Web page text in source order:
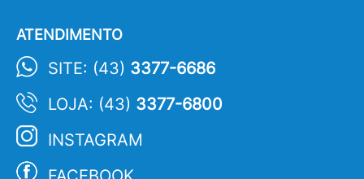
ATENDIMENTO
SITE: (43) 3377-6686
LOJA: (43) 3377-6800
INSTAGRAM